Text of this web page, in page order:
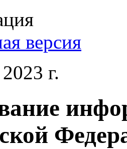
версия
г.